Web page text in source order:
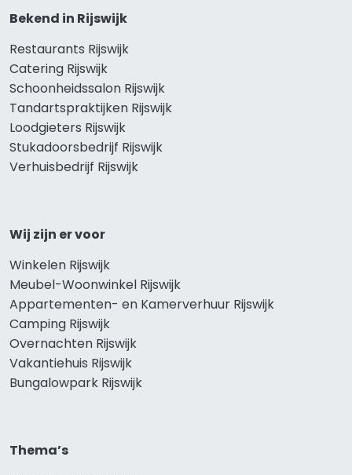
Bekend in Rijswijk
Restaurants Rijswijk
Catering Rijswijk
Schoonheidssalon Rijswijk
Tandartspraktijken Rijswijk
Loodgieters Rijswijk
Stukadoorsbedrijf Rijswijk
Verhuisbedrijf Rijswijk
Wij zijn er voor
Winkelen Rijswijk
Meubel-Woonwinkel Rijswijk
Appartementen- en Kamerverhuur Rijswijk
Camping Rijswijk
Overnachten Rijswijk
Vakantiehuis Rijswijk
Bungalowpark Rijswijk
Thema’s